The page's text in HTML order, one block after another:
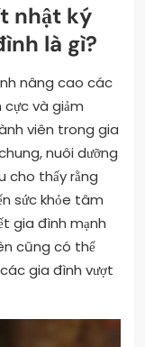
nhật ký
là gì?
nâng cao các
cực và giảm
viên trong gia
nuôi dưỡng
cho thấy rằng
sức khỏe tâm
gia đình mạnh
cũng có thể
gia đình vượt